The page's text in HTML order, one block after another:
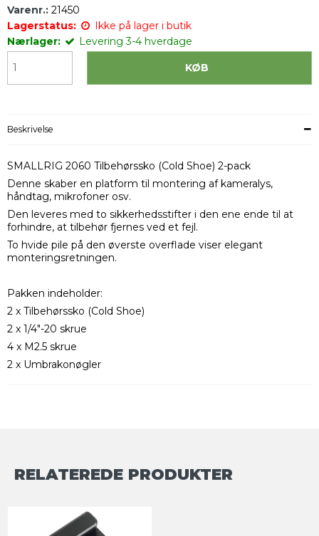
Varenr.: 21450
Lagerstatus:
Ikke på lager i butik
Nærlager:
Levering 3-4 hverdage
KØB
Beskrivelse
SMALLRIG 2060 Tilbehørssko (Cold Shoe) 2-pack
Denne skaber en platform til montering af kameralys,
håndtag, mikrofoner osv.
Den leveres med to sikkerhedsstifter i den ene ende til at
forhindre, at tilbehør fjernes ved et fejl.
To hvide pile på den øverste overflade viser elegant
monteringsretningen.
Pakken indeholder:
2 x Tilbehørssko (Cold Shoe)
2 x 1/4"-20 skrue
4 x M2.5 skrue
2 x Umbrakonøgler
RELATEREDE PRODUKTER